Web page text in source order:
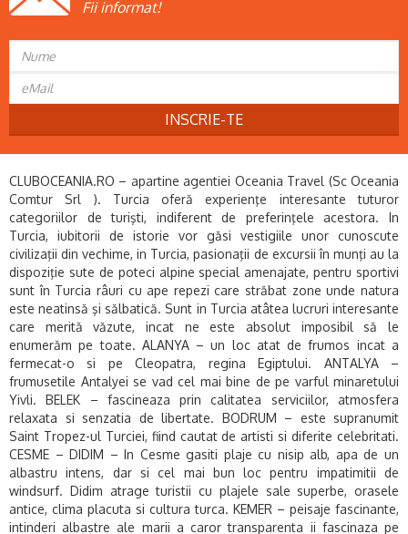
Fii informat!
INSCRIE-TE
CLUBOCEANIA.RO – apartine agentiei Oceania Travel (Sc Oceania
Comtur Srl ). Turcia oferă experienţe interesante tuturor
categoriilor de turişti, indiferent de preferinţele acestora. In
Turcia, iubitorii de istorie vor găsi vestigiile unor cunoscute
civilizaţii din vechime, in Turcia, pasionaţii de excursii în munţi au la
dispoziţie sute de poteci alpine special amenajate, pentru sportivi
sunt în Turcia râuri cu ape repezi care străbat zone unde natura
este neatinsă şi sălbatică. Sunt in Turcia atâtea lucruri interesante
care merită văzute, incat ne este absolut imposibil să le
enumerăm pe toate. ALANYA – un loc atat de frumos incat a
fermecat-o si pe Cleopatra, regina Egiptului. ANTALYA –
frumusetile Antalyei se vad cel mai bine de pe varful minaretului
Yivli. BELEK – fascineaza prin calitatea serviciilor, atmosfera
relaxata si senzatia de libertate. BODRUM – este supranumit
Saint Tropez-ul Turciei, fiind cautat de artisti si diferite celebritati.
CESME – DIDIM – In Cesme gasiti plaje cu nisip alb, apa de un
albastru intens, dar si cel mai bun loc pentru impatimitii de
windsurf. Didim atrage turistii cu plajele sale superbe, orasele
antice, clima placuta si cultura turca. KEMER – peisaje fascinante,
intinderi albastre ale marii a caror transparenta ii fascinaza pe